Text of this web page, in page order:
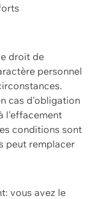
droit de
personnel
cas d'obligation
l'effacement
conditions sont
peut remplacer
vous avez le